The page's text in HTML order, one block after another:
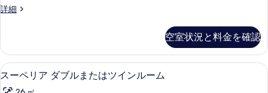
示
て
写
真
を
詳細
ス
の
詳
細
空室状況と料金を確認
ス
ー
羽毛の掛け布団、ピロートップベッ
4
スーペリア ダブルまたはツインルーム